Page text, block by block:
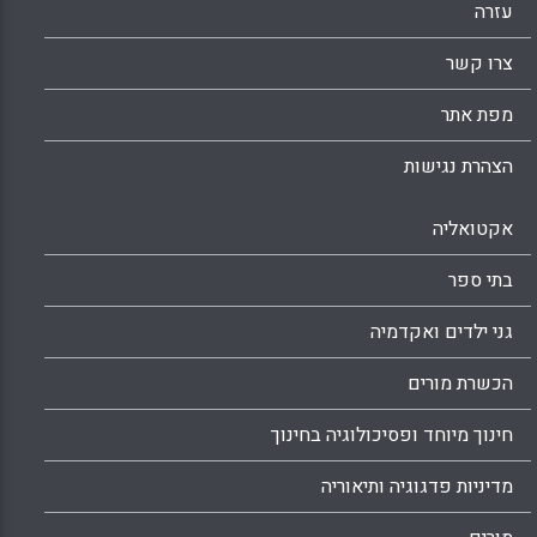
למיניהן ( רחל שליטא, אריאל פרידמן , רות הרתאן
).
עזרה
צרו קשר
מפת אתר
הצהרת נגישות
אקטואליה
בתי ספר
גני ילדים ואקדמיה
הכשרת מורים
חינוך מיוחד ופסיכולוגיה בחינוך
מדיניות פדגוגיה ותיאוריה